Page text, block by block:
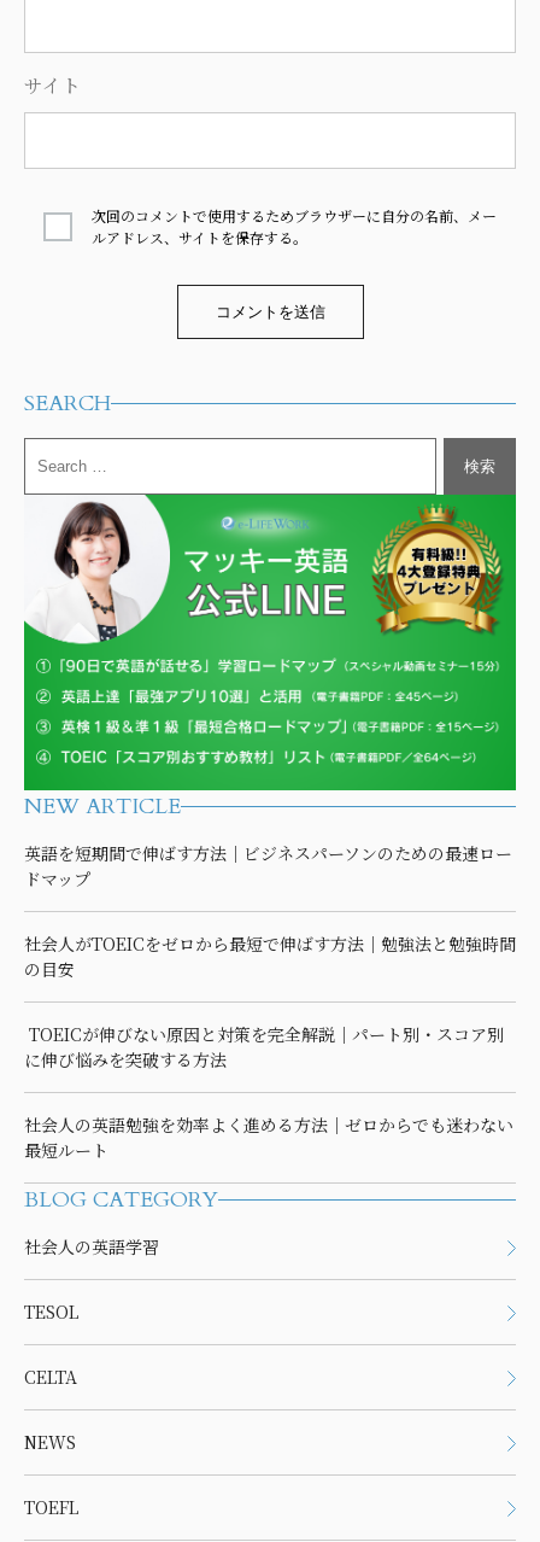
サイト
次回のコメントで使用するためブラウザーに自分の名前、メー
ルアドレス、サイトを保存する。
SEARCH
NEW ARTICLE
英語を短期間で伸ばす方法｜ビジネスパーソンのための最速ロー
ドマップ
社会人がTOEICをゼロから最短で伸ばす方法｜勉強法と勉強時間
の目安
TOEICが伸びない原因と対策を完全解説｜パート別・スコア別
に伸び悩みを突破する方法
社会人の英語勉強を効率よく進める方法｜ゼロからでも迷わない
最短ルート
BLOG CATEGORY
社会人の英語学習
TESOL
CELTA
NEWS
TOEFL